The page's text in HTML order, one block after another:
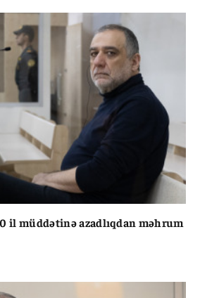
il müddətinə azadlıqdan məhrum